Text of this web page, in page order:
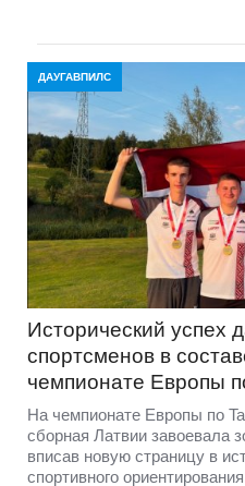
ДАУГАВПИЛС
Исторический успех
спортсменов в
чемпионате Европы
На чемпионате Европы по
сборная Латвии завоевала
вписав новую страницу в
спортивного